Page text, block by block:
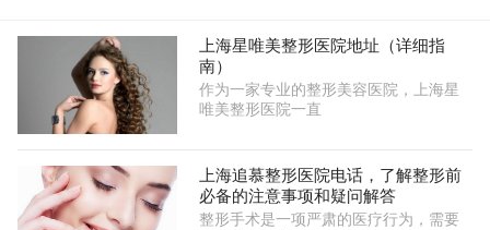
上海星唯美整形医院地址（详细指
南）
作为一家专业的整形美容医院，上海星
唯美整形医院一直
上海追慕整形医院电话，了解整形前
必备的注意事项和疑问解答
整形手术是一项严肃的医疗行为，需要